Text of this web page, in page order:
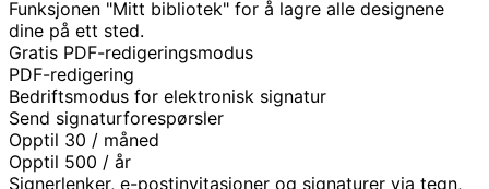
Funksjonen "Mitt bibliotek" for å lagre alle designene
dine på ett sted.
Gratis PDF-redigeringsmodus
PDF-redigering
Bedriftsmodus for elektronisk signatur
Send signaturforespørsler
Opptil 30 / måned
Opptil 500 / år
Signerlenker, e-postinvitasjoner og signaturer via tegn,